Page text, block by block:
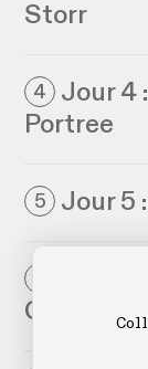
Storr
4
Jour 4
Portree
5 Jour 5